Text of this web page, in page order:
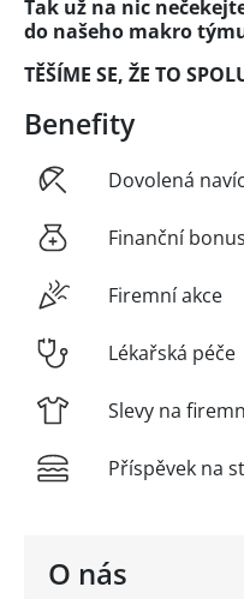
O nás
Tak už na nic
do našeho makro
TĚŠÍME SE, ŽE TO
Benefity
Dovolená navíc
Finanční
Firemní akce
Lékařská péče
Slevy na
Příspěvek na